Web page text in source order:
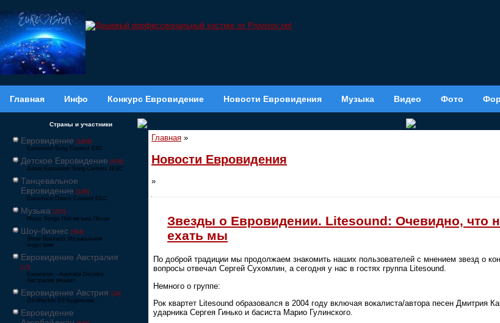
Главная Инфо Конкурс Евровидение Новости Евровидения Музыка Видео Фото
Страны и участники
Евровидение [1858]
Eurovision Song Contest ESC
Детское Евровидение [878]
Junior Eurovision Song Contest JESC
Танцевальное
Евровидение [106]
Eurovision Dance Contest EDC
Музыка [257]
Music Songs Поп-музыка Песни
Шоу-бизнес [564]
Show Business Музыкальная
индустрия
Евровидение Австралия
[17]
Eurovision – Australia Decides
Австралия решает
Евровидение Австрия [24]
Ö3-Wecker Ö3 Будильник
Евровидение
Главная »
Новости Евровидения
»
Звезды о Евровидении. Litesound: Очевидно, что
ехать мы
По доброй традиции мы продолжаем знакомить наших пользователей с мнением звезд о
вопросы отвечал Сергей Cухомлин, а сегодня у нас в гостях группа Litesound.
Немного о группе:
Рок квартет Litesound образовался в 2004 году включая вокалиста/автора песен Дмитрия
ударника Сергея Гинько и басиста Марио Гулинского.